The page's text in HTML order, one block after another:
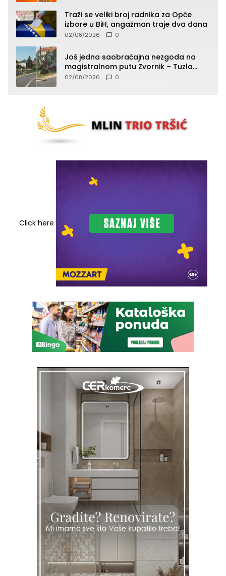
Traži se veliki broj radnika za Opće
izbore u BiH, angažman traje dva dana
02/08/2026 0
Još jedna saobraćajna nezgoda na
magistralnom putu Zvornik – Tuzla
(FOTO)
02/08/2026 0
Click here